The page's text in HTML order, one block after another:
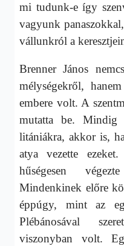
mi tudunk-e így
vagyunk
vállunkról a
Brenner János
mélységekről,
embere volt. A
mutatta be. Mindig
litániákra, akkor is,
atya vezette
hűségesen
Mindenkinek előre
éppúgy, mint az
Plébánosával
viszonyban volt.